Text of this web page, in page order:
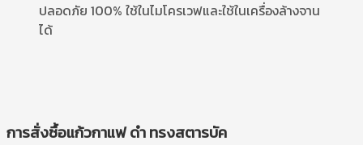
ปลอดภัย 100% ใช้ในไมโครเวฟและใช้ในเครื่องล้างจาน
ได้
การสั่งซื้อแก้วกาแฟ ดำ ทรงสตารบัค